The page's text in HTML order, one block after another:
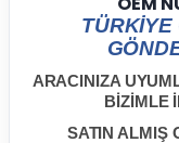
Parça
ARACINIZA
BİZİMLE
SATIN ALMIŞ